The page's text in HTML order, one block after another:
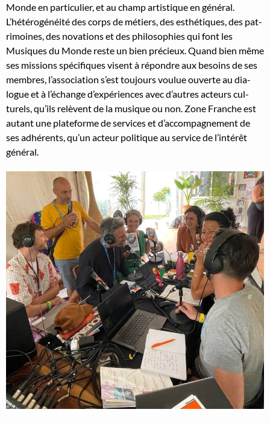
Monde en par­ti­c­uli­er, et au champ artis­tique en général.
L’hétérogénéité des corps de métiers, des esthé­tiques, des pat­
ri­moines, des nova­tions et des philoso­phies qui font les
Musiques du Monde reste un bien pré­cieux. Quand bien même
ses mis­sions spé­ci­fiques visent à répon­dre aux besoins de ses
mem­bres, l’association s’est tou­jours voulue ouverte au dia­
logue et à l’échange d’expériences avec d’autres acteurs cul­
turels, qu’ils relèvent de la musique ou non. Zone Franche est
autant une plate­forme de ser­vices et d’accompagnement de
ses adhérents, qu’un acteur poli­tique au ser­vice de l’intérêt
général.